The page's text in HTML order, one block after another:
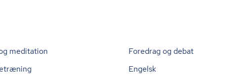
meditation Foredrag og debat
Engelsk